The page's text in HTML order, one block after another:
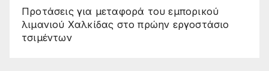
Προτάσεις για μεταφορά του εμπορικού
λιμανιού Χαλκίδας στο πρώην εργοστάσιο
τσιμέντων